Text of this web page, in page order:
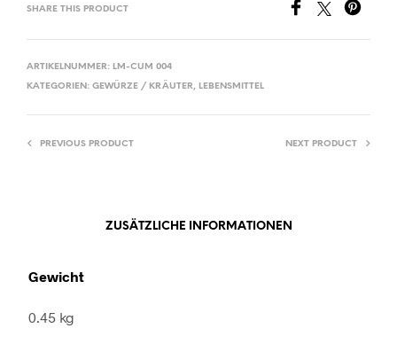
SHARE THIS PRODUCT
ARTIKELNUMMER: LM-CUM 004
KATEGORIEN: GEWÜRZE / KRÄUTER, LEBENSMITTEL
PREVIOUS PRODUCT NEXT PRODUCT
ZUSÄTZLICHE INFORMATIONEN
Gewicht
0.45 kg